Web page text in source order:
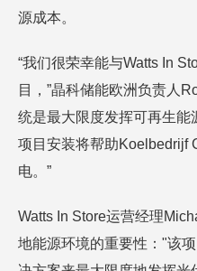
源成本。
“我们很荣幸能与Watts In
目，”晶科储能欧洲负责人
统是最大限度发挥可再生能
项目安装将帮助Koelbedrijf
电。”
Watts In Store运营经理
地能源环境的重要性："该